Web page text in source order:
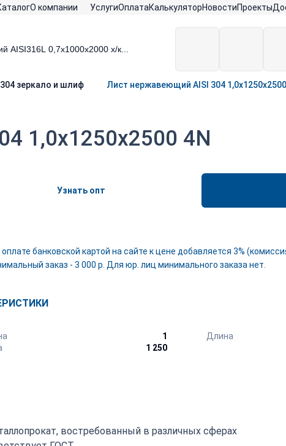
О компании УслугиОплатаКалькуляторНовостиПроекты
зеркало и шлиф Лист нержавеющий AISI 304
1,0х1250х2500 4N
Узнать опт
оплате банковской картой на сайте к цене добавляется 3%
заказ - 3 000 р. Для юр. лиц минимального заказа нет.
1
1 250
Длина
востребованный в различных сферах